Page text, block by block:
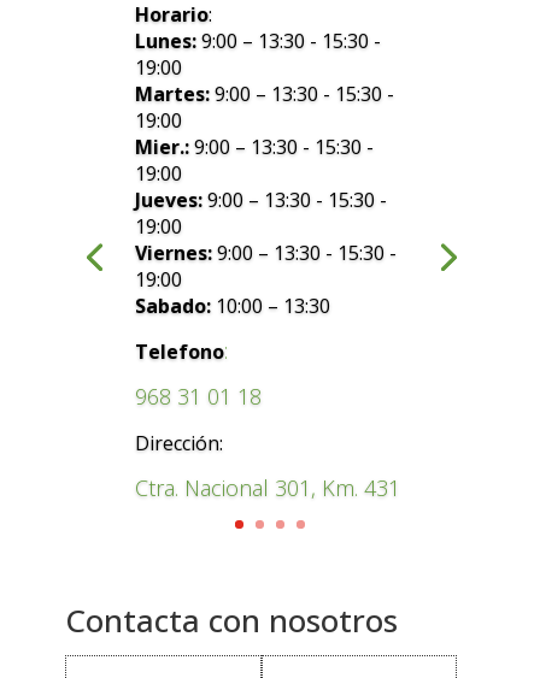
Horario:
Lunes:9:00 – 13:30 - 15:30 -
19:00
Martes:9:00 – 13:30 - 15:30 -
19:00
Mier.:9:00 – 13:30 - 15:30 -
19:00
Jueves:9:00 – 13:30 - 15:30 -
19:00
Viernes:9:00 – 13:30 - 15:30 -
19:00
Sabado: 10:00 – 13:30
Telefono:
968 31 01 18
Dirección:
Ctra. Nacional 301, Km. 431
Contacta con nosotros